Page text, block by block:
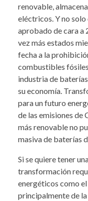
renovable,
eléctricos. Y no
aprobado de cara a
vez más estados
fecha a la
combustibles
industria de
su economía.
para un futuro
de las emisiones de
más renovable no
masiva de baterías
Si se quiere tener
transformación
energéticos como
principalmente de